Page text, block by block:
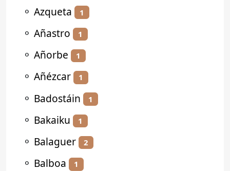
⚬ Azqueta 1
⚬ Añastro 1
⚬ Añorbe 1
⚬ Añézcar 1
⚬ Badostáin 1
⚬ Bakaiku 1
⚬ Balaguer 2
⚬ Balboa 1